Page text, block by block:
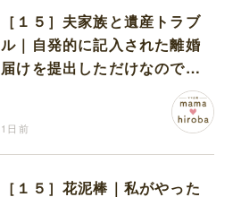
［１５］夫家族と遺産トラブ
ル｜自発的に記入された離婚
届けを提出しただけなので、
1日前
［１５］花泥棒｜私がやった